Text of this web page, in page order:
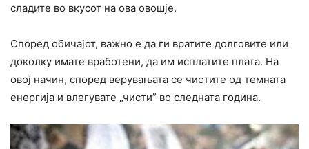
сладите во вкусот на ова овошје.
Според обичајот, важно е да ги вратите долговите или
доколку имате вработени, да им исплатите плата. На
овој начин, според верувањата се чистите од темната
енергија и влегувате „чисти” во следната година.